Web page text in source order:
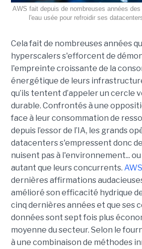
AWS fait depuis de nombreuses années
l'eau usée pour refroidir ses
Cela fait de nombreuses années
hyperscalers s'efforcent de
l'empreinte croissante de la
énergétique de leurs
qu’ils tentent d’appeler un cercle
durable. Confrontés à une
face à leur consommation de
depuis l’essor de l’IA, les grands
datacenters s'empressent donc
nuisent pas à l'environnement... ou
autant que leurs concurrents. AWS
dernières affirmations
amélioré son efficacité hydrique
cinq dernières années et que ses
données sont sept fois plus
moyenne du secteur. Selon le
à une combinaison de méthodes